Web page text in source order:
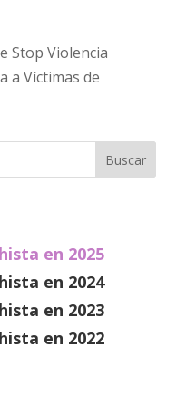
Stop Violencia
a Víctimas de
en 2025
en 2024
en 2023
en 2022